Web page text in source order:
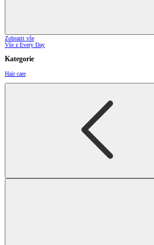
Zobrazit vše
Vše z Every Day
Kategorie
Hair care